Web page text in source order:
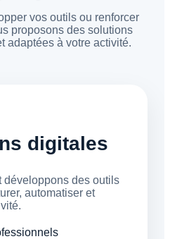
vos outils ou renforcer
proposons des solutions
adaptées à votre activité.
digitales
développons des outils
automatiser et